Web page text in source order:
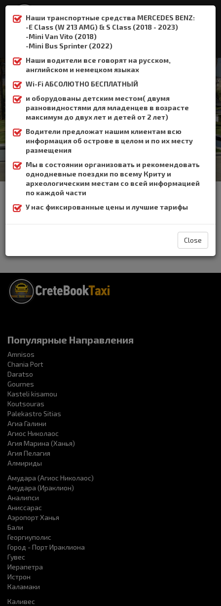
Наши транспортные средства MERCEDES BENZ:
-E Class (W 213 AMG) & S Class (2018 - 2023)
-Mini Van Vito (2018)
-Mini Bus Sprinter (2022)
Наши водители все говорят на русском,
английском и немецком языках
Wi-Fi АБСОЛЮТНО БЕСПЛАТНЫЙ
и оборудованы детским местом( двумя
разновидностями для младенцев в возрасте
максимум до двух лет и детей от 2 лет)
Водители предложат нашим клиентам всю
информация об острове в целом и по их месту
размещения
Мы в состоянии организовать и рекомендовать
однодневные поездки по всему Криту и
археологическим местам со всей информацией
по каждой части
У нас фиксированные цены и лучшие тарифы
Close
+306932337015
Аэропорт Ханья
Райский уголок Греции, курорт Ханья, находится в западной
части Крита - самой зеленой области на карте острова.
солнце, теплое море изумрудного цвета, изумительные пляжи
с чистейшим песком, уютные парки, самобытная архитектура и
столица и второй по величине город Крита привлекает
туристов всего мира уникальной смесью венецианской,
Популярные Направления
Amnisos
Chania Port
Daratso
Gournes
Kasteli kisamou
Koutsouras
Palekastro Sitias
Агиа Галини
Агиос Николаос
Агия Марина (Ханья)
Агия Пелагия
Алмириды
Амудара (Агиос Николаос)
Амудара (Ираклион)
Аналипси
Аниссарас
Аэропорт Ханья
Бали
Георгиуполис
Город - Порт Ираклиона
Гувес
Иерапетра
Истрон
Каламаки
Каливес